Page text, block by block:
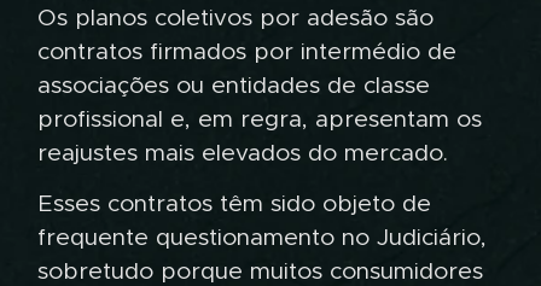
Os planos coletivos por adesão são
contratos firmados por intermédio de
associações ou entidades de classe
profissional e, em regra, apresentam os
reajustes mais elevados do mercado.
Esses contratos têm sido objeto de
frequente questionamento no Judiciário,
sobretudo porque muitos consumidores